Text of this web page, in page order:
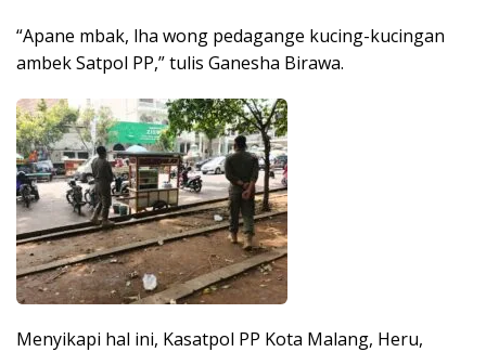
“Apane mbak, lha wong pedagange kucing-kucingan
ambek Satpol PP,” tulis Ganesha Birawa.
Menyikapi hal ini, Kasatpol PP Kota Malang, Heru,